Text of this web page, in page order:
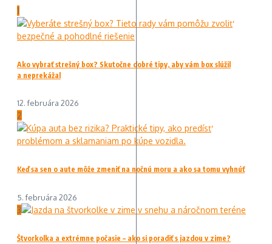
1
Ako vybrať strešný box? Skutočne dobré tipy, aby vám box slúžil
a neprekážal
12. februára 2026
2
Keď sa sen o aute môže zmeniť na nočnú moru a ako sa tomu vyhnúť
5. februára 2026
3
Štvorkolka a extrémne počasie – ako si poradiť s jazdou v zime?